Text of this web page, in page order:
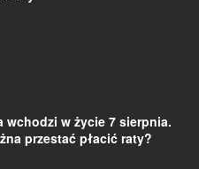
wchodzi w życie 7 sierpnia.
przestać płacić raty?